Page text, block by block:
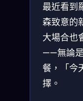
最近看到
森致意的
大場合也
——無論
餐，「今
擇。